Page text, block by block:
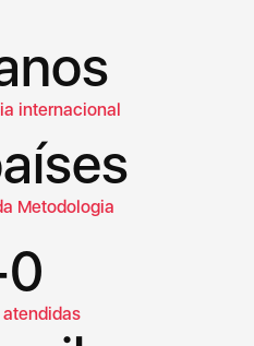
internacional
Metodologia
0